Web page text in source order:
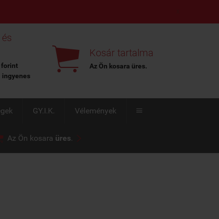
forint
 Kosár tartalma
Az Ön kosara üres.
GY.I.K. Vélemények 
Az Ön kosara üres. 